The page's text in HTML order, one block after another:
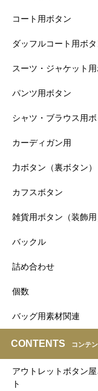
コート用ボタン
ダッフルコート用ボタ
スーツ・ジャケット
パンツ用ボタン
シャツ・ブラウス用
カーディガン用
力ボタン（裏ボタン）
カフスボタン
雑貨用ボタン（装飾用
バックル
詰め合わせ
個数
バッグ用素材関連
CONTENTS コンテ
アウトレットボタン
ト